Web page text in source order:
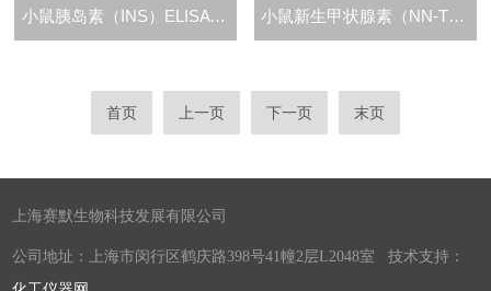
小鼠胰岛素（INS）ELISA 试剂盒 小鼠新生甲状腺素（NN-T4）ELISA 试剂盒
首页 上一页 下一页 末页
上海赛默生物科技发展有限公司
公司地址：上海市闵行区鹤庆路398号41幢2层L2048室 技术支持：